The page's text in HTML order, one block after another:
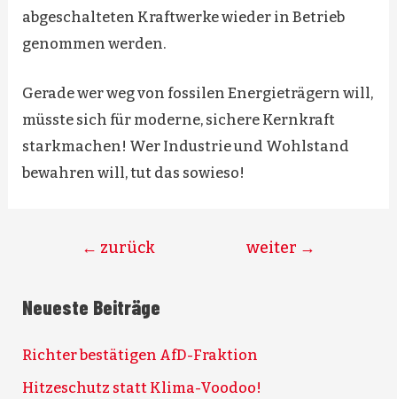
abgeschalteten Kraftwerke wieder in Betrieb
genommen werden.
Gerade wer weg von fossilen Energieträgern will,
müsste sich für moderne, sichere Kernkraft
starkmachen! Wer Industrie und Wohlstand
bewahren will, tut das sowieso!
Beitragsnavigation
← zurück weiter →
Neueste Beiträge
Richter bestätigen AfD-Fraktion
Hitzeschutz statt Klima-Voodoo!